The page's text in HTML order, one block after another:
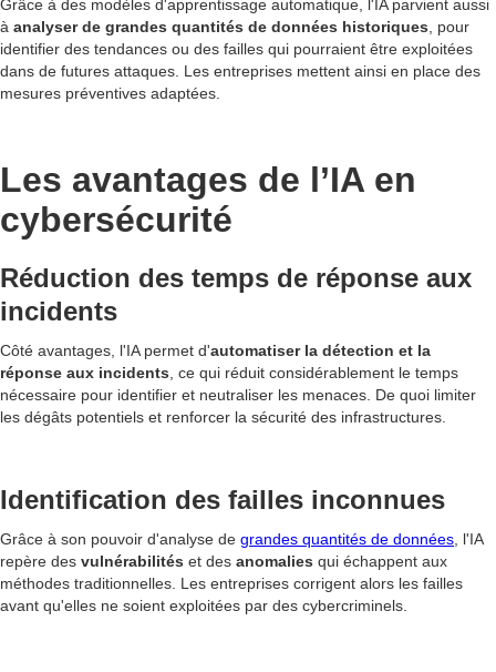
Grâce à des modèles d'apprentissage automatique, l'IA parvient aussi
à analyser de grandes quantités de données historiques
pour
identifier des tendances ou des failles qui pourraient être exploitées
dans de futures attaques. Les entreprises mettent ainsi en place des
mesures préventives adaptées.
Les avantages de l’IA en
cybersécurité
Réduction des temps de réponse aux
incidents
Côté avantages, l'IA permet d'automatiser la détection et la
réponse aux incidents , ce qui réduit considérablement le temps
nécessaire pour identifier et neutraliser les menaces. De quoi limiter
les dégâts potentiels et renforcer la sécurité des infrastructures.
Identification des failles inconnues
Grâce à son pouvoir d'analyse de grandes quantités de données , l'IA
repère des vulnérabilités et des anomalies qui échappent aux
méthodes traditionnelles. Les entreprises corrigent alors les failles
avant qu'elles ne soient exploitées par des cybercriminels.